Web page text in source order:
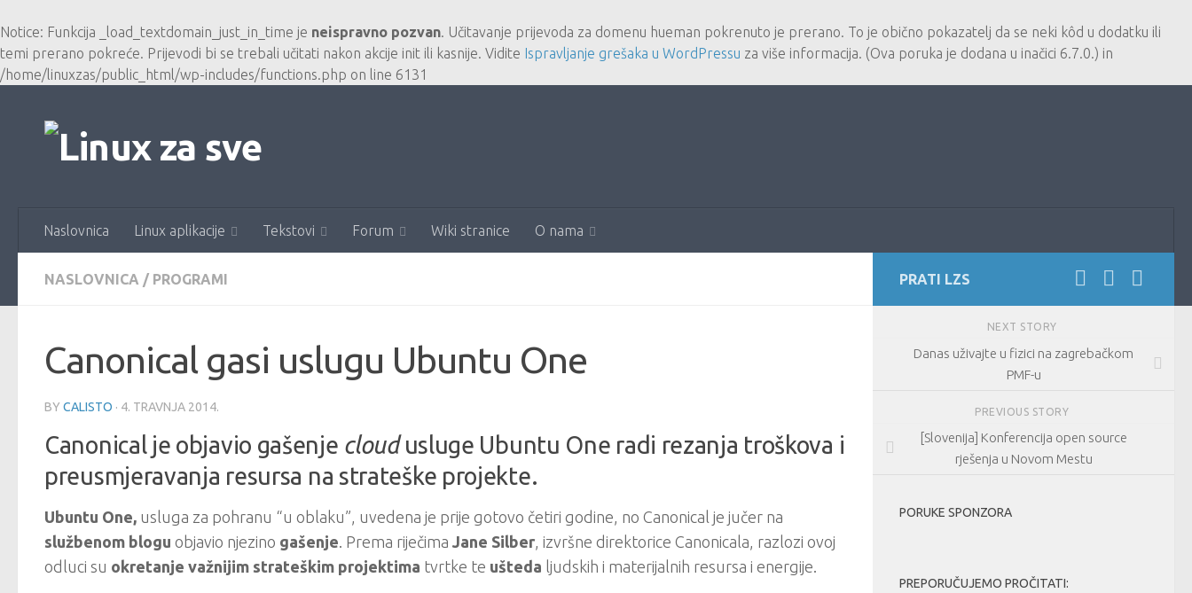
Notice: Funkcija _load_textdomain_just_in_time je neispravno pozvan. Učitavanje prijevoda za domenu hueman pokrenuto je prerano. To je obično pokazatelj da se neki kôd u dodatku ili
temi prerano pokreće. Prijevodi bi se trebali učitati nakon akcije init ili kasnije. Vidite Ispravljanje grešaka u WordPressu za više informacija. (Ova poruka je dodana u inačici 6.7.0.) in
/home/linuxzas/public_html/wp-includes/functions.php on line 6131
Skip to content
Naslovnica Linux aplikacije Tekstovi Forum Wiki stranice O nama
NASLOVNICA / PROGRAMI
Canonical gasi uslugu Ubuntu One
BY CALISTO · 4. TRAVNJA 2014.
Canonical je objavio gašenje cloudusluge Ubuntu One radi rezanja troškova i
preusmjeravanja resursa na strateške projekte.
Ubuntu One, usluga za pohranu “u oblaku”, uvedena je prije gotovo četiri godine, no Canonical je jučer na
službenom blogu objavio njezino gašenje. Prema riječima Jane Silber, izvršne direktorice Canonicala, razlozi ovoj
odluci su okretanje važnijim strateškim projektima tvrtke te ušteda ljudskih i materijalnih resursa i energije.
PRATI LZS
NEXT STORY
Danas uživajte u fizici na zagrebačkom
PMF-u
PREVIOUS STORY
[Slovenija] Konferencija open source
rješenja u Novom Mestu
PORUKE SPONZORA
PREPORUČUJEMO PROČITATI: